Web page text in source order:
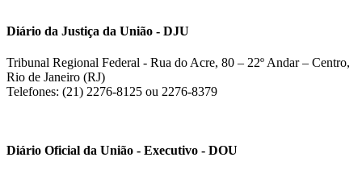
Diário da Justiça da União - DJU
Tribunal Regional Federal - Rua do Acre, 80 – 22º Andar – Centro,
Rio de Janeiro (RJ)
Telefones: (21) 2276-8125 ou 2276-8379
Diário Oficial da União - Executivo - DOU